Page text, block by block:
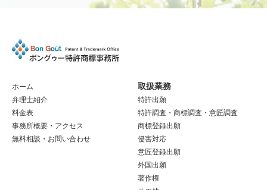
ホーム
弁理士紹介
料金表
事務所概要・アクセス
無料相談・お問い合わせ
取扱業務
特許出願
特許調査・商標調査 ・意匠調査
商標登録出願
侵害対応
意匠登録出願
外国出願
著作権